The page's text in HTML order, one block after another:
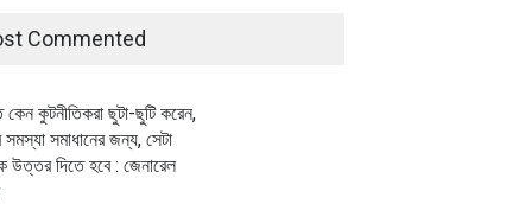
ডলারের বিদেশি বিনিয়োগ
পথে
July 23, 2026
Commented
কেন কুটনীতিকরা ছুটা-ছুটি করেন,
সমাধানের জন্য, সেটা
উত্তর দিতে হবে : জেনারেল